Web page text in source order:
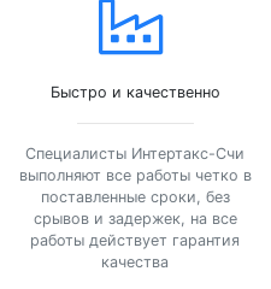
Быстро и качественно
Специалисты Интертакс-Счи
выполняют все работы четко в
поставленные сроки, без
срывов и задержек, на все
работы действует гарантия
качества